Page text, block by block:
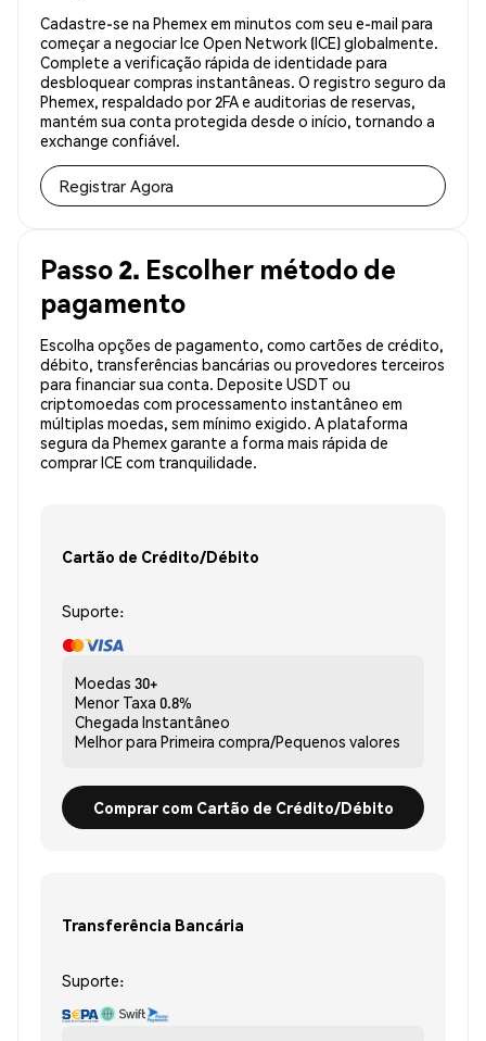
Cadastre-se na Phemex em minutos com seu e-mail para
começar a negociar Ice Open Network (ICE) globalmente.
Complete a verificação rápida de identidade para
desbloquear compras instantâneas. O registro seguro da
Phemex, respaldado por 2FA e auditorias de reservas,
mantém sua conta protegida desde o início, tornando a
exchange confiável.
Registrar Agora
Passo 2. Escolher método de
pagamento
Escolha opções de pagamento, como cartões de crédito,
débito, transferências bancárias ou provedores terceiros
para financiar sua conta. Deposite USDT ou
criptomoedas com processamento instantâneo em
múltiplas moedas, sem mínimo exigido. A plataforma
segura da Phemex garante a forma mais rápida de
comprar ICE com tranquilidade.
Cartão de Crédito/Débito
Suporte:
Moedas 30+
Menor Taxa 0.8%
Chegada Instantâneo
Melhor para Primeira compra/Pequenos valores
Comprar com Cartão de Crédito/Débito
Transferência Bancária
Suporte: